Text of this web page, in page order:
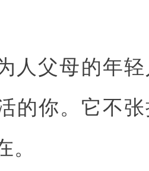
人父母的年
的你。它不